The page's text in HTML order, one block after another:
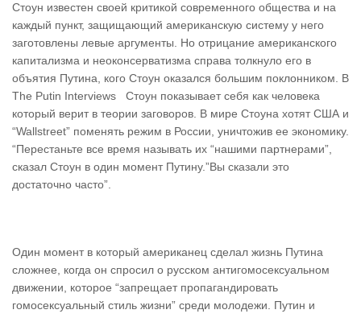
Стоун известен своей критикой современного общества и на
каждый пункт, защищающий американскую систему у него
заготовлены левые аргументы. Но отрицание американского
капитализма и неоконсерватизма справа толкнуло его в
объятия Путина, кого Стоун оказался большим поклонником. В
The Putin Interviews Стоун показывает себя как человека
который верит в теории заговоров. В мире Стоуна хотят США и
“Wallstreet” поменять режим в России, уничтожив ее экономику.
“Перестаньте все время называть их “нашими партнерами”,
сказал Стоун в один момент Путину.”Вы сказали это
достаточно часто”.
Один момент в который американец сделал жизнь Путина
сложнее, когда он спросил о русском антигомосексуальном
движении, которое “запрещает пропагандировать
гомосексуальный стиль жизни” среди молодежи. Путин и